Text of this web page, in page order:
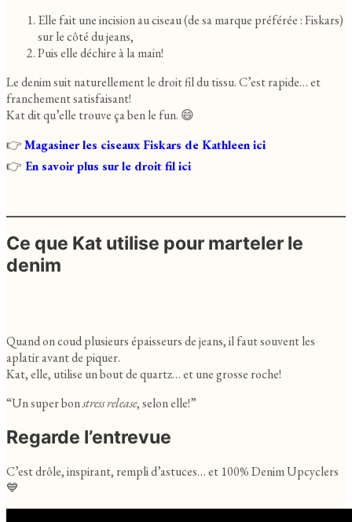
Elle fait une incision au ciseau (de sa marque préférée : Fiskars)
sur le côté du jeans,
Puis elle déchire à la main!
Le denim suit naturellement le droit fil du tissu. C’est rapide… et
franchement satisfaisant!
Kat dit qu’elle trouve ça ben le fun. 😄
👉Magasiner les ciseaux Fiskars de Kathleen ici
👉 En savoir plus sur le droit fil ici
Ce que Kat utilise pour marteler le
denim
Quand on coud plusieurs épaisseurs de jeans, il faut souvent les
aplatir avant de piquer.
Kat, elle, utilise un bout de quartz… et une grosse roche!
“Un super bonstress release, selon elle!”
Regarde l’entrevue
C’est drôle, inspirant, rempli d’astuces… et 100% Denim Upcyclers
💙